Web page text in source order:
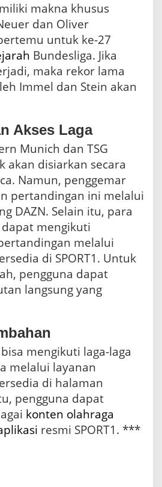
makna khusus
dan Oliver
untuk ke-27
Bundesliga. Jika
maka rekor lama
Immel dan Stein akan
Akses Laga
Munich dan TSG
akan disiarkan secara
Namun, penggemar
pertandingan ini melalui
DAZN. Selain itu, para
mengikuti
melalui
di SPORT1. Untuk
pengguna dapat
langsung yang
mengikuti laga-laga
melalui layanan
di halaman
pengguna dapat
konten olahraga
resmi SPORT1. ***